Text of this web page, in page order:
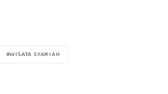
WISATA SYARIAH